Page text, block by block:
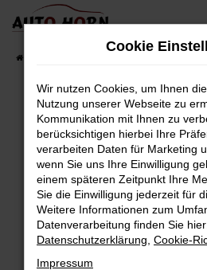
Zum
springen
Fehler: Network
Beim Laden ist ein Fehler
Hier sind ein paar Tipps, die
Überprüfe deine Firewall
Internetverbindung.
Laden andere Webseiten,
Suchmaschine?
Cookie
Wir nutzen Cookies, um Ihnen
Nutzung unserer Webseite zu
Kommunikation mit Ihnen zu
berücksichtigen hierbei Ihre
verarbeiten Daten für Marketing
wenn Sie uns Ihre Einwilligung
einem späteren Zeitpunkt Ihre
Sie die Einwilligung jederzeit für
Weitere Informationen zum
Datenverarbeitung finden Sie
Datenschutzerklärung Cookie-
Impressum